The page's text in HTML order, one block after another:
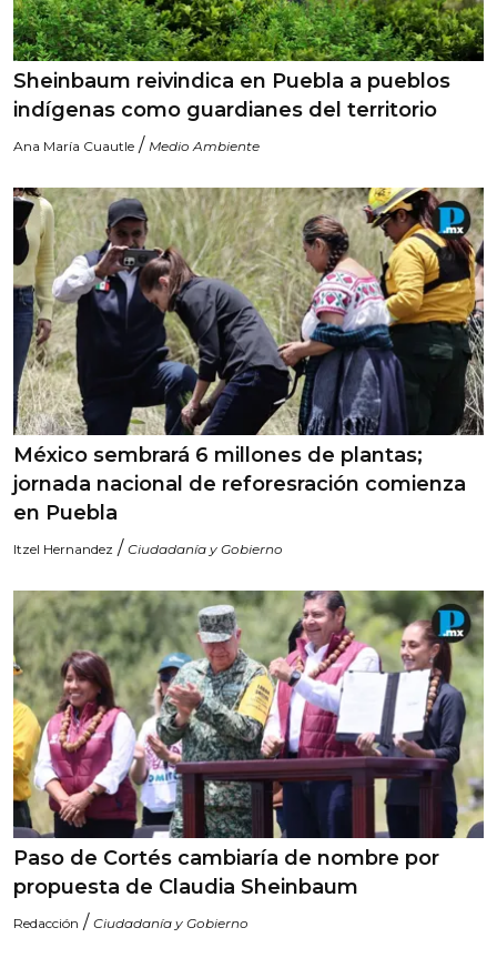
Sheinbaum reivindica en Puebla a pueblos
indígenas como guardianes del territorio
Ana María Cuautle / Medio Ambiente
México sembrará 6 millones de plantas;
jornada nacional de reforesración comienza
en Puebla
Itzel Hernandez / Ciudadanía y Gobierno
Paso de Cortés cambiaría de nombre por
propuesta de Claudia Sheinbaum
Redacción / Ciudadanía y Gobierno